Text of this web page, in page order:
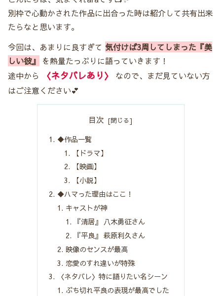
別枠で心動かされた作品に出合った時は紹介して共有出来
たらなと思います。
今回は、あまりに良すぎて 気付けば3周してしまった『美
しい彼』
を熱量たっぷりに語っていきます！
途中から
〈ネタバレあり〉
なので、まだ見ていない方
はご注意ください💕
目次
◆作品一覧
【ドラマ】
【映画】
【小説】
◆ハマった理由はここ！
キャストが神
『清居』 八木勇征さん
『平良』 萩原利久さん
映像のセンスが最高
恋愛のすれ違いが特殊
〈ネタバレ〉特に語りたい名シーン
ぶち切れ平良の表現が最高でした